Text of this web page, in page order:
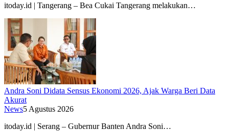
itoday.id | Tangerang – Bea Cukai Tangerang melakukan…
Andra Soni Didata Sensus Ekonomi 2026, Ajak Warga Beri Data
Akurat
News5 Agustus 2026
itoday.id | Serang – Gubernur Banten Andra Soni…